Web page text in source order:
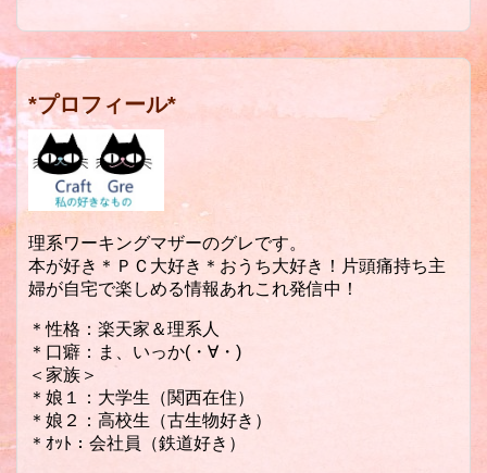
*プロフィール*
理系ワーキングマザーのグレです。
本が好き＊ＰＣ大好き＊おうち大好き！片頭痛持ち主
婦が自宅で楽しめる情報あれこれ発信中！
＊性格：楽天家＆理系人
＊口癖：ま、いっか(・∀・)
＜家族＞
＊娘１：大学生（関西在住）
＊娘２：高校生（古生物好き）
＊ｵｯﾄ：会社員（鉄道好き）